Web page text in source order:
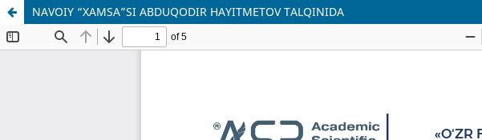
NAVOIY “XAMSA”SI ABDUQODIR HAYITMETOV TALQINIDA